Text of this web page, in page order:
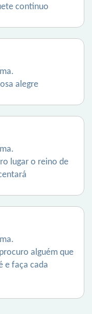
continuo
alegre
lugar o reino de
alguém que
e faça cada